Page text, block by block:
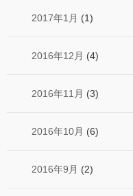
2017年1月 (1)
2016年12月 (4)
2016年11月 (3)
2016年10月 (6)
2016年9月 (2)